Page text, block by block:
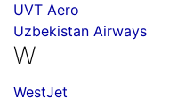
UVT Aero
Uzbekistan Airways
W
WestJet